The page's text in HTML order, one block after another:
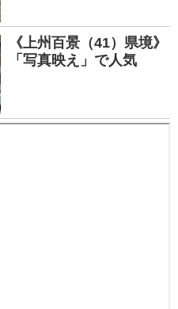
《上州百景（41）県境》
「写真映え」で人気